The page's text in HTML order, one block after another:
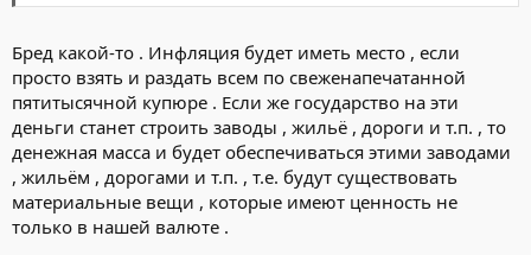
Бред какой-то . Инфляция будет иметь место , если
просто взять и раздать всем по свеженапечатанной
пятитысячной купюре . Если же государство на эти
деньги станет строить заводы , жильё , дороги и т.п. , то
денежная масса и будет обеспечиваться этими заводами
, жильём , дорогами и т.п. , т.е. будут существовать
материальные вещи , которые имеют ценность не
только в нашей валюте .